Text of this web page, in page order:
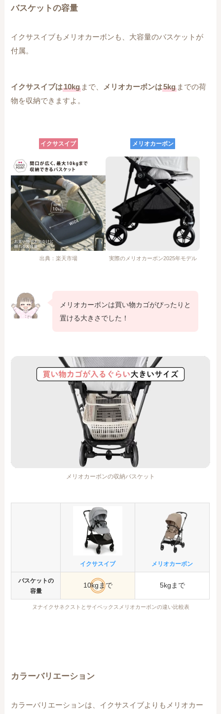
バスケットの容量
イクサスイブもメリオカーボンも、大容量のバスケットが
付属。
イクサスイブは10kg まで、 メリオカーボンは5kg までの荷
物を収納できますよ。
イクサスイブ
出典：楽天市場
メリオカーボン
実際のメリオカーボン2025年モデル
メリオカーボンは買い物カゴがぴったりと
置ける大きさでした！
メリオカーボンの収納バスケット
イクサスイブ メリオカーボン
バスケットの
容量
10kgまで 5kgまで
ヌナイクサネクストとサイベックスメリオカーボンの違い比較表
カラーバリエーション
カラーバリエーションは、イクサスイブよりもメリオカー